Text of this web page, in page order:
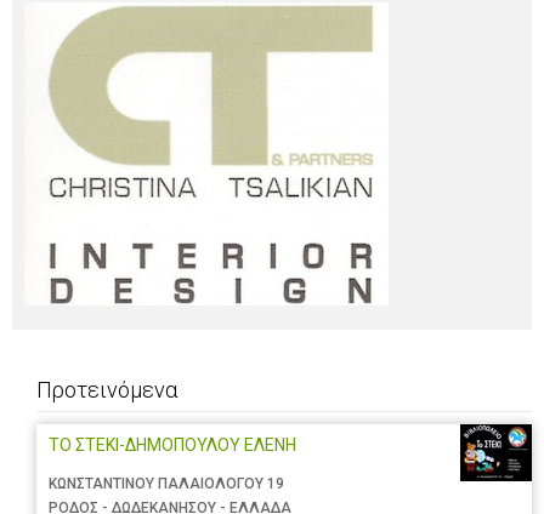
Προτεινόμενα
ΤΟ ΣΤΕΚΙ-ΔΗΜΟΠΟΥΛΟΥ ΕΛΕΝΗ
ΚΩΝΣΤΑΝΤΙΝΟΥ ΠΑΛΑΙΟΛΟΓΟΥ 19
ΡΟΔΟΣ - ΔΩΔΕΚΑΝΗΣΟΥ - ΕΛΛΑΔΑ